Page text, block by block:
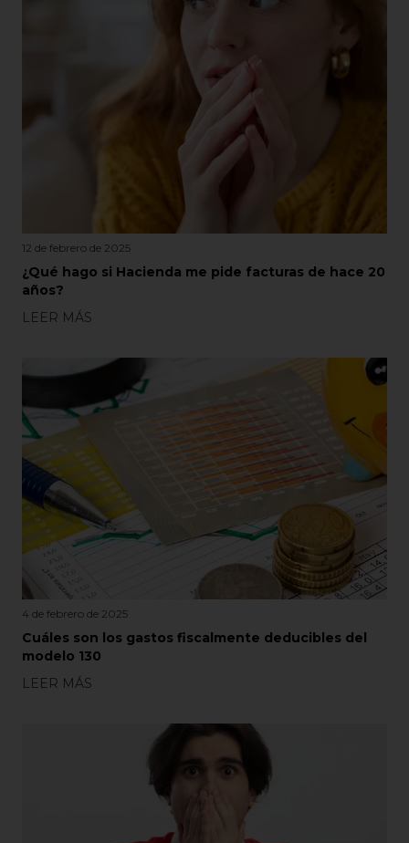
12 de febrero de 2025
¿Qué hago si Hacienda me pide facturas de hace 20
años?
LEER MÁS
4 de febrero de 2025
Cuáles son los gastos fiscalmente deducibles del
modelo 130
LEER MÁS